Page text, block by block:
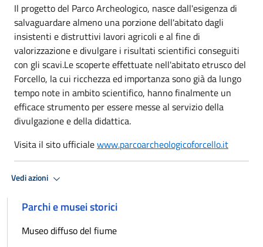
Il progetto del Parco Archeologico, nasce dall'esigenza di
salvaguardare almeno una porzione dell'abitato dagli
insistenti e distruttivi lavori agricoli e al fine di
valorizzazione e divulgare i risultati scientifici conseguiti
con gli scavi.Le scoperte effettuate nell'abitato etrusco del
Forcello, la cui ricchezza ed importanza sono già da lungo
tempo note in ambito scientifico, hanno finalmente un
efficace strumento per essere messe al servizio della
divulgazione e della didattica.
Visita il sito ufficialewww.parcoarcheologicoforcello.it
Vedi azioni
Parchi e musei storici
Museo diffuso del fiume